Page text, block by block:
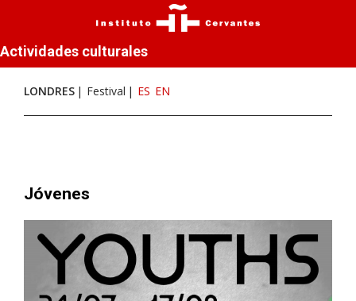
Actividades culturales
LONDRES Festival ES EN
Jóvenes